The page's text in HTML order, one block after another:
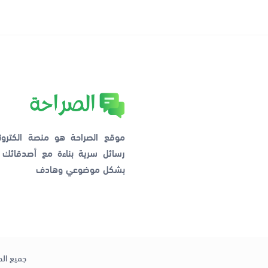
موقع الصراحة هو منصة
رسائل سرية بناءة مع
بشكل موضوعي وهادف
جميع